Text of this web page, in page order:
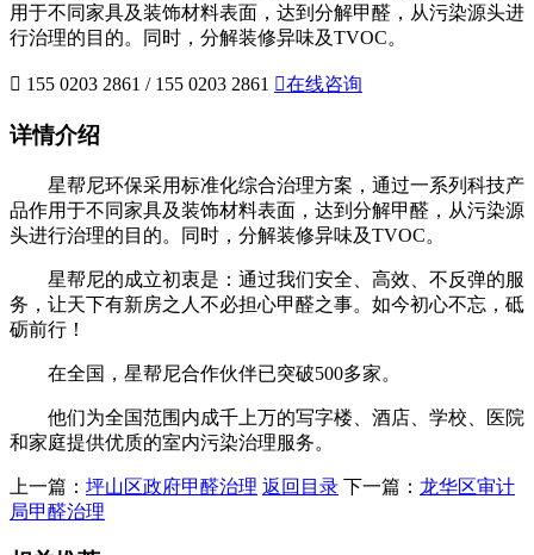
用于不同家具及装饰材料表面，达到分解甲醛，从污染源头进
行治理的目的。同时，分解装修异味及TVOC。
 155 0203 2861 / 155 0203 2861 在线咨询
详情介绍
星帮尼环保采用标准化综合治理方案，通过一系列科技产
品作用于不同家具及装饰材料表面，达到分解甲醛，从污染源
头进行治理的目的。同时，分解装修异味及TVOC。
星帮尼的成立初衷是：通过我们安全、高效、不反弹的服
务，让天下有新房之人不必担心甲醛之事。如今初心不忘，砥
砺前行！
在全国，星帮尼合作伙伴已突破500多家。
他们为全国范围内成千上万的写字楼、酒店、学校、医院
和家庭提供优质的室内污染治理服务。
上一篇： 坪山区政府甲醛治理 返回目录 下一篇： 龙华区审计
局甲醛治理